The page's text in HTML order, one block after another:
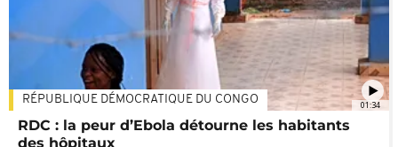
01:34
RÉPUBLIQUE DÉMOCRATIQUE DU CONGO
RDC : la peur d’Ebola détourne les habitants
des hôpitaux